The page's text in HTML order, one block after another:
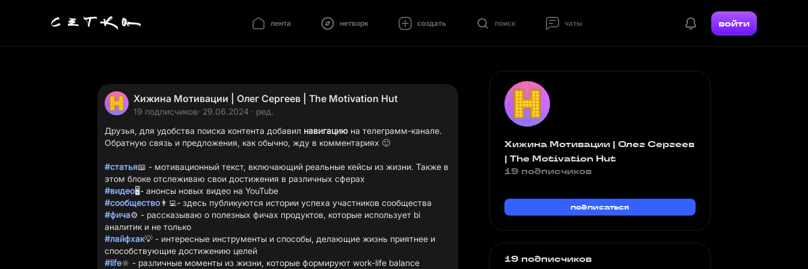
лента нетворк создать поиск чаты войти
Хижина Мотивации | Олег Сергеев | The Motivation Hut
19 подписчиков· 29.06.2024 · ред.
Друзья, для удобства поиска контента добавил навигацию на телеграмм-канале.
Обратную связь и предложения, как обычно, жду в комментариях 🙂
#статья📖 - мотивационный текст, включающий реальные кейсы из жизни. Также в
#видео
#сообщество
#фича⚙️ - рассказываю о полезных фичах продуктов, которые использует bi
#лайфхак💡 - интересные инструменты и способы, делающие жизнь приятнее и
#life🔆 - различные моменты из жизни, которые формируют work-life balance
Хижина Мотивации | Олег Сергеев
| The Motivation Hut
19 подписчиков
подписаться
19 подписчиков